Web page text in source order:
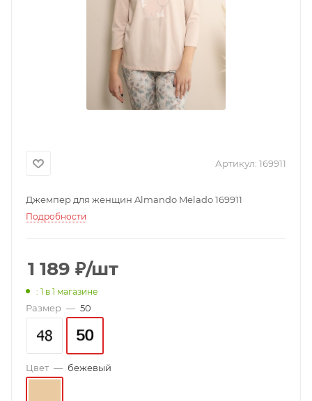
Артикул: 169911
Джемпер для женщин Almando Melado 169911
Подробности
1 189 ₽/шт
: 1 в 1 магазине
Размер — 50
Цвет — бежевый